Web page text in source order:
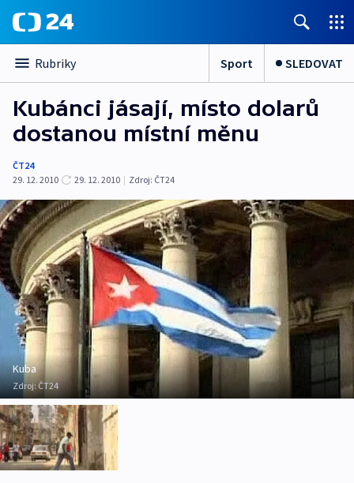
Rubriky Sport SLEDOVAT
Kubánci jásají, místo dolarů
dostanou místní měnu
ČT24
29. 12. 2010
29. 12. 2010 | Zdroj: ČT24
Kuba
Zdroj:ČT24